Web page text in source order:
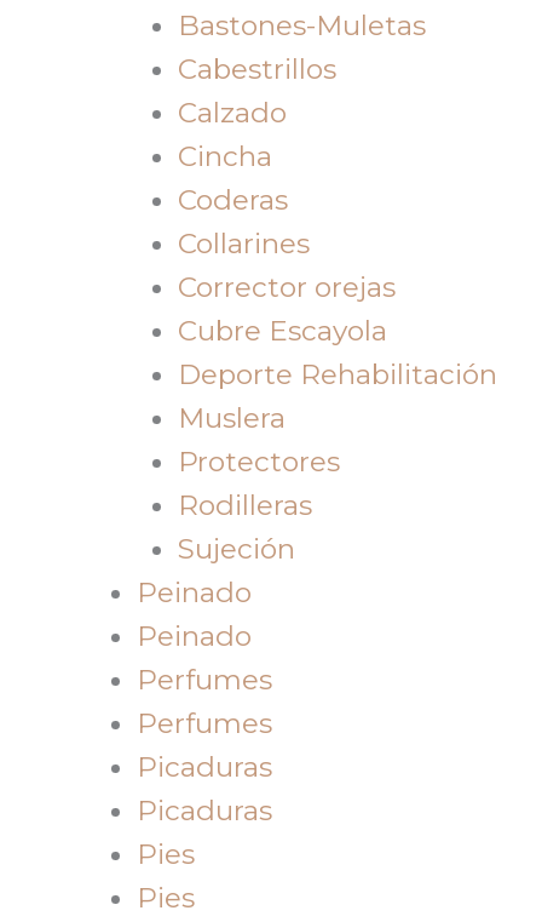
Bastones-Muletas
Cabestrillos
Calzado
Cincha
Coderas
Collarines
Corrector orejas
Cubre Escayola
Deporte Rehabilitación
Muslera
Protectores
Rodilleras
Sujeción
Peinado
Peinado
Perfumes
Perfumes
Picaduras
Picaduras
Pies
Pies